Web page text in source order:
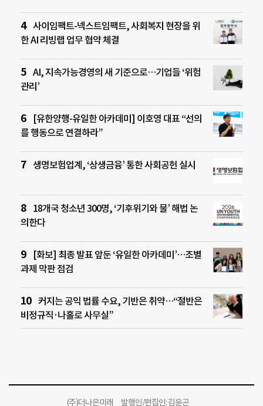
사이임팩트-넥스트임팩트, 사회복지 현장을 위
한 AI 리빙랩 업무 협약 체결
AI, 지속가능경영의 새 기준으로…기업들 ‘위험
관리’
[유한양행-유일한 아카데미] 이호영 대표 “선의
를 행동으로 연결하라”
생명보험업계, ‘상생금융’ 통한 사회공헌 실시
18개국 청소년 300명, ‘기후위기와 물’ 해법 논
의한다
[화보] 최종 발표 앞둔 ‘유일한 아카데미’…조별
과제 막판 점검
커지는 공익 법률 수요, 기반은 취약…“절반은
비정규직·나홀로 사무실”
(주)더나은미래 발행인/편집인: 김윤곤